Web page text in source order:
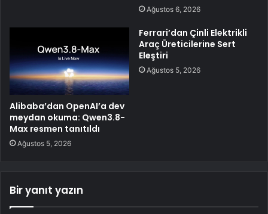
Ağustos 6, 2026
Alibaba’dan OpenAI’a dev
meydan okuma: Qwen3.8-
Max resmen tanıtıldı
Ağustos 5, 2026
Ferrari’dan Çinli Elektrikli
Araç Üreticilerine Sert
Eleştiri
Ağustos 5, 2026
Bir yanıt yazın